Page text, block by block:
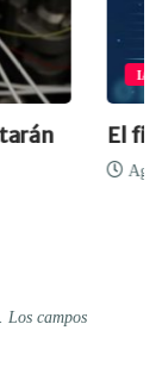
Los campos